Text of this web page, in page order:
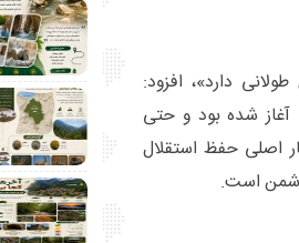
دارد»، افزود:
آغاز شده بود و حتی
اصلی حفظ استقلال
دشمن است.